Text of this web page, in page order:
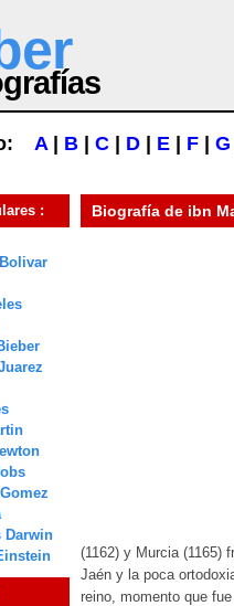
A| B C D E F G
:
Darwin
Biografía de ibn
(1162) y Murcia (1165)
Jaén y la poca
reino, momento que